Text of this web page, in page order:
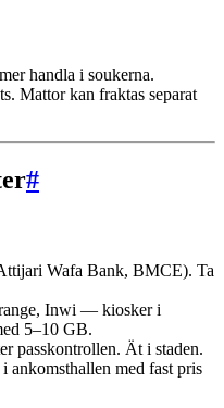
handla i soukerna.
Mattor kan fraktas separat
#
Wafa Bank, BMCE). Ta
Inwi — kiosker i
5–10 GB.
passkontrollen. Ät i staden.
med fast pris